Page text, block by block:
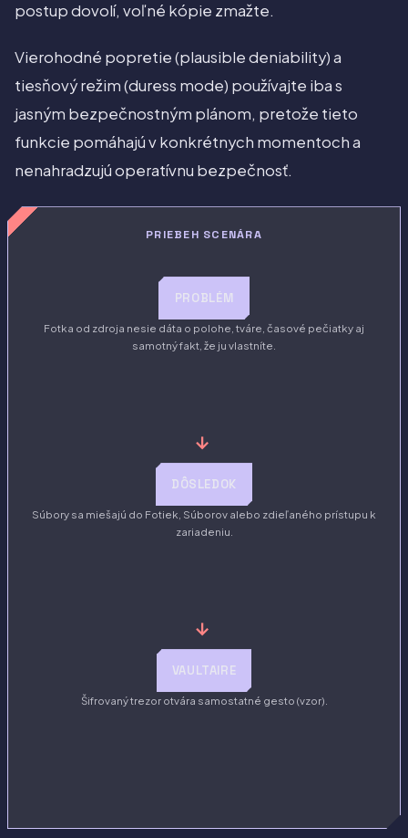
postup dovolí, voľné kópie zmažte.
Vierohodné popretie (plausible deniability) a
tiesňový režim (duress mode) používajte iba s
jasným bezpečnostným plánom, pretože tieto
funkcie pomáhajú v konkrétnych momentoch a
nenahradzujú operatívnu bezpečnosť.
PRIEBEH SCENÁRA
PROBLÉM
Fotka od zdroja nesie dáta o polohe, tváre, časové pečiatky aj
samotný fakt, že ju vlastníte.
→
DÔSLEDOK
Súbory sa miešajú do Fotiek, Súborov alebo zdieľaného prístupu k
zariadeniu.
→
VAULTAIRE
Šifrovaný trezor otvára samostatné gesto (vzor).